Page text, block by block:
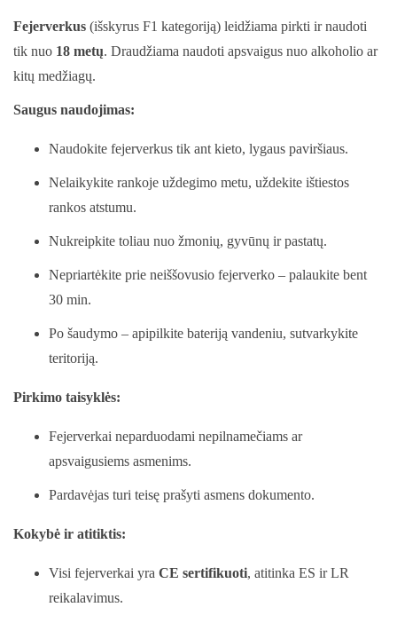
Fejerverkus (išskyrus F1 kategoriją) leidžiama pirkti ir naudoti
tik nuo 18 metų. Draudžiama naudoti apsvaigus nuo alkoholio ar
kitų medžiagų.
Saugus naudojimas:
Naudokite fejerverkus tik ant kieto, lygaus paviršiaus.
Nelaikykite rankoje uždegimo metu, uždekite ištiestos
rankos atstumu.
Nukreipkite toliau nuo žmonių, gyvūnų ir pastatų.
Nepriartėkite prie neiššovusio fejerverko – palaukite bent
30 min.
Po šaudymo – apipilkite bateriją vandeniu, sutvarkykite
teritoriją.
Pirkimo taisyklės:
Fejerverkai neparduodami nepilnamečiams ar
apsvaigusiems asmenims.
Pardavėjas turi teisę prašyti asmens dokumento.
Kokybė ir atitiktis:
Visi fejerverkai yra CE sertifikuoti, atitinka ES ir LR
reikalavimus.